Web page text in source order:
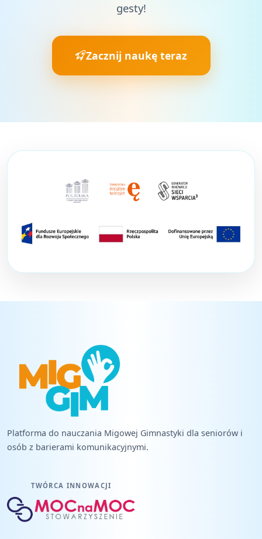
gesty!
Zacznij naukę teraz
Platforma do nauczania Migowej Gimnastyki dla seniorów i
osób z barierami komunikacyjnymi.
TWÓRCA INNOWACJI